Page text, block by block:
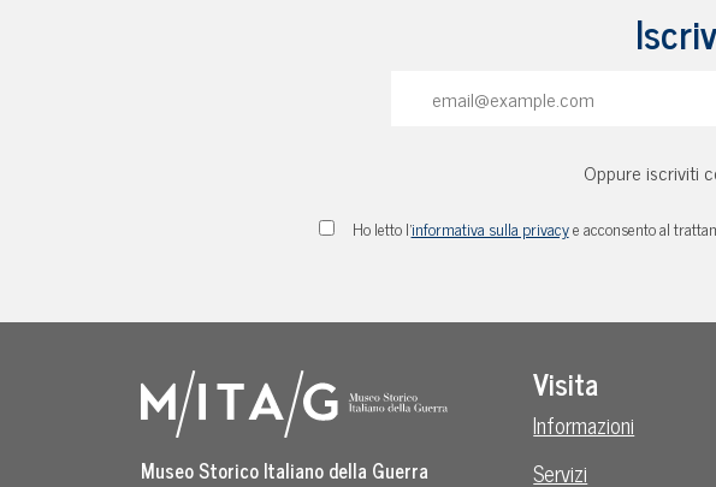
Oppure iscriviti
Ho letto l'informativa sulla privacye acconsento al
Museo Storico Italiano della Guerra
Visita
Informazioni
Servizi